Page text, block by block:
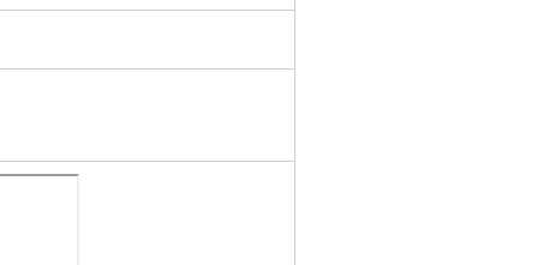
新宿1-4-10)